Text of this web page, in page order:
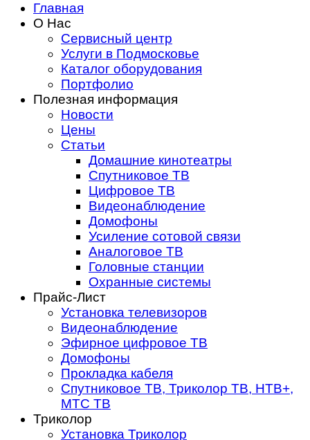
Главная
О Нас
Сервисный центр
Услуги в Подмосковье
Каталог оборудования
Портфолио
Полезная информация
Новости
Цены
Статьи
Домашние кинотеатры
Спутниковое ТВ
Цифровое ТВ
Видеонаблюдение
Домофоны
Усиление сотовой связи
Аналоговое ТВ
Головные станции
Охранные системы
Прайс-Лист
Установка телевизоров
Видеонаблюдение
Эфирное цифровое ТВ
Домофоны
Прокладка кабеля
Спутниковое ТВ, Триколор ТВ, НТВ+,
МТС ТВ
Триколор
Установка Триколор